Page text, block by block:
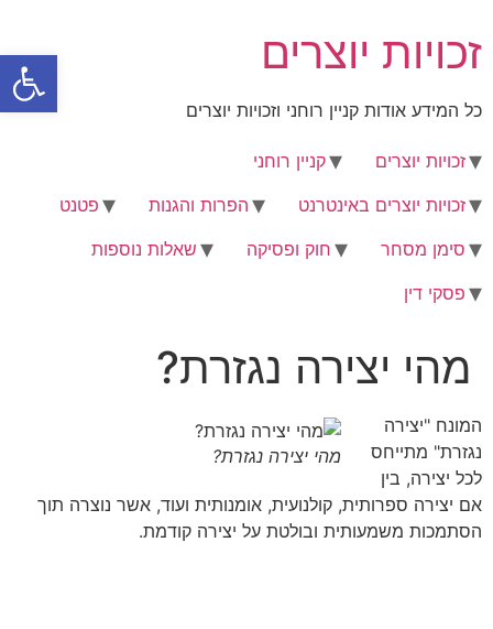
פתח
לתוכן
זכויות יוצרים
כל המידע אודות קניין רוחני וזכויות יוצרים
זכויות יוצרים
קניין רוחני
זכויות יוצרים באינטרנט
הפרות והגנות
פטנט
סימן מסחר
חוק ופסיקה
שאלות נוספות
פסקי דין
מהי יצירה נגזרת?
מהי יצירה נגזרת?
המונח "יצירה
נגזרת" מתייחס
לכל יצירה, בין
אם יצירה ספרותית, קולנועית, אומנותית ועוד, אשר נוצרה תוך
הסתמכות משמעותית ובולטת על יצירה קודמת.